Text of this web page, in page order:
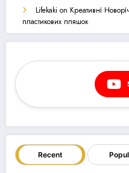
Lifekaki on Креативні
пластикових пляшок
Recent